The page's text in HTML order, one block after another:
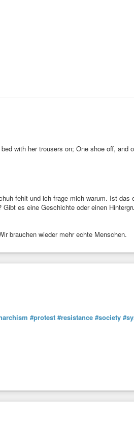
with her trousers on; One shoe off, and
fehlt und ich frage mich warum. Ist das
es eine Geschichte oder einen
brauchen wieder mehr echte Menschen.
#protest #resistance #society